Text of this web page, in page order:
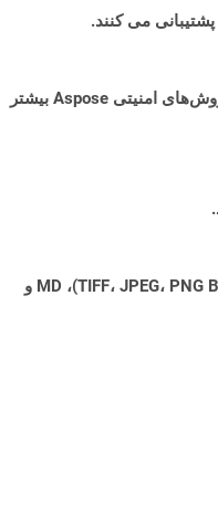
البته! Aspose Cloud از سرورهای ابری آمازون EC2 استفاده می کند که امنیت و انعطاف پذیری سرویس را تضمین می کند. لطفاً درباره روش‌های امنیتی Aspose بیشتر
Aspose.Total Cloud می تواند فرمت های فایل را از هر خانواده محصول به هر خانواده محصول دیگری به PDF، DOCX، XPS، تصویر (TIFF، JPEG، PNG BMP)، MD و